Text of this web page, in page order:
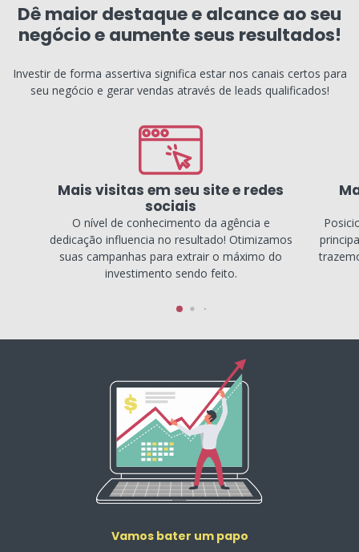
Dê maior destaque e alcance ao seu
negócio e aumente seus resultados!
Investir de forma assertiva significa estar nos canais certos para
seu negócio e gerar vendas através de leads qualificados!
Mais visitas em seu site e redes
sociais
O nível de conhecimento da agência e
dedicação influencia no resultado! Otimizamos
suas campanhas para extrair o máximo do
investimento sendo feito.
Vamos bater um papo